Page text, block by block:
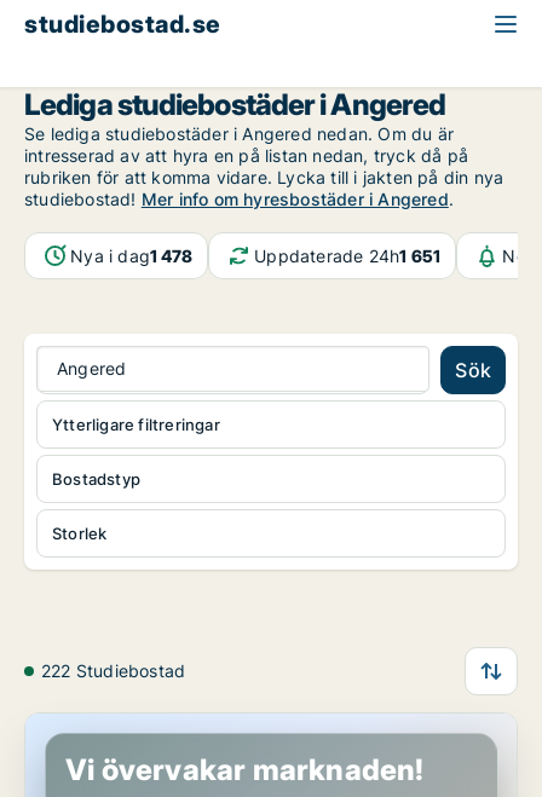
studiebostad.se
Lediga studiebostäder i Angered
Se lediga studiebostäder i Angered nedan. Om du är
intresserad av att hyra en på listan nedan, tryck då på
rubriken för att komma vidare. Lycka till i jakten på din nya
studiebostad! Mer info om hyresbostäder i Angered.
Nya i dag1 478 Uppdaterade 24h1 651
Angered Sök
Bostadstyp
Storlek
Ytterligare filtreringar
222 Studiebostad
Lägenhet i Angered
Vi övervakar marknaden!